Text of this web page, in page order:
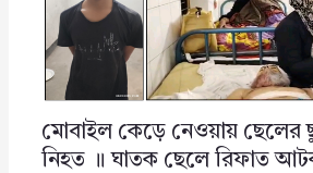
মোবাইল কেড়ে নেওয়ায় ছেলের
নিহত ॥ ঘাতক ছেলে রিফাত